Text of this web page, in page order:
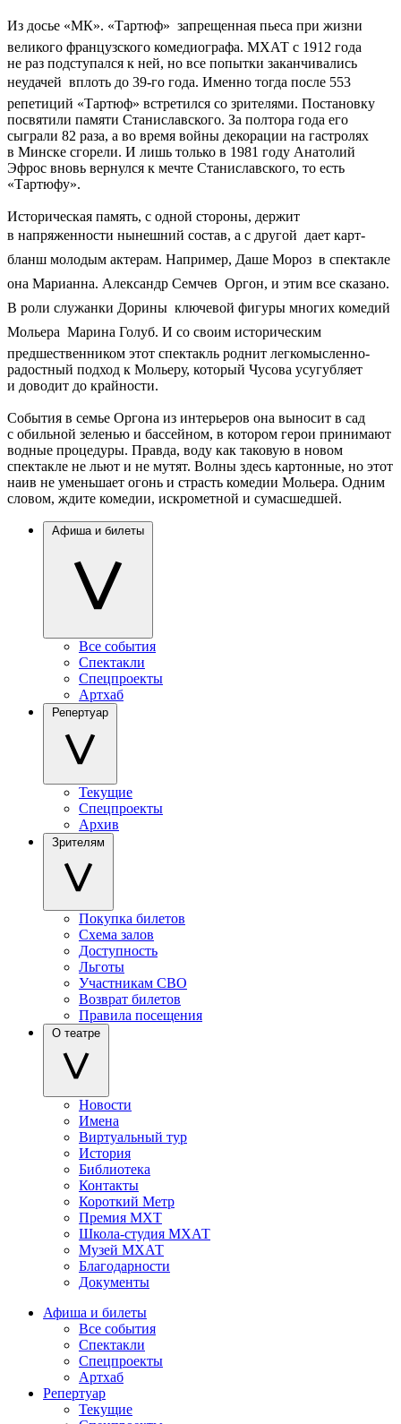
Из досье «МК». «Тартюф»  запрещенная пьеса при жизни
великого французского комедиографа. МХАТ с 1912 года
не раз подступался к ней, но все попытки заканчивались
неудачей  вплоть до 39-го года. Именно тогда после 553
репетиций «Тартюф» встретился со зрителями. Постановку
посвятили памяти Станиславского. За полтора года его
сыграли 82 раза, а во время войны декорации на гастролях
в Минске сгорели. И лишь только в 1981 году Анатолий
Эфрос вновь вернулся к мечте Станиславского, то есть
«Тартюфу».
Историческая память, с одной стороны, держит
в напряженности нынешний состав, а с другой  дает карт-
бланш молодым актерам. Например, Даше Мороз  в спектакле
она Марианна. Александр Семчев  Оргон, и этим все сказано.
В роли служанки Дорины  ключевой фигуры многих комедий
Мольера  Марина Голуб. И со своим историческим
предшественником этот спектакль роднит легкомысленно-
радостный подход к Мольеру, который Чусова усугубляет
и доводит до крайности.
События в семье Оргона из интерьеров она выносит в сад
с обильной зеленью и бассейном, в котором герои принимают
водные процедуры. Правда, воду как таковую в новом
спектакле не льют и не мутят. Волны здесь картонные, но этот
наив не уменьшает огонь и страсть комедии Мольера. Одним
словом, ждите комедии, искрометной и сумасшедшей.
Афиша и билеты
Все события
Спектакли
Спецпроекты
Артхаб
Репертуар
Текущие
Спецпроекты
Архив
Зрителям
Покупка билетов
Схема залов
Доступность
Льготы
Участникам СВО
Возврат билетов
Правила посещения
О театре
Новости
Имена
Виртуальный тур
История
Библиотека
Контакты
Короткий Метр
Премия МХТ
Школа-студия МХАТ
Музей МХАТ
Благодарности
Документы
Афиша и билеты
Все события
Спектакли
Спецпроекты
Артхаб
Репертуар
Текущие